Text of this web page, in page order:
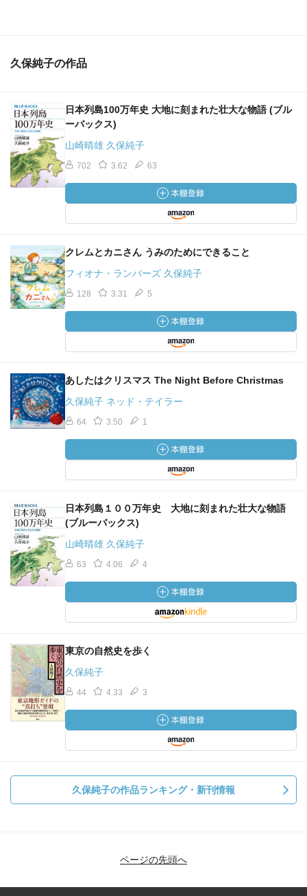
久保純子の作品
日本列島100万年史 大地に刻まれた壮大な物語 (ブル
ーバックス)
山崎晴雄 久保純子
702 3.62 63
クレムとカニさん うみのためにできること
フィオナ・ランバーズ 久保純子
128 3.31 5
あしたはクリスマス The Night Before Christmas
久保純子 ネッド・テイラー
64 3.50 1
日本列島１００万年史 大地に刻まれた壮大な物語
(ブルーバックス)
山崎晴雄 久保純子
63 4.06 4
東京の自然史を歩く
久保純子
44 4.33 3
久保純子の作品ランキング・新刊情報
ページの先頭へ